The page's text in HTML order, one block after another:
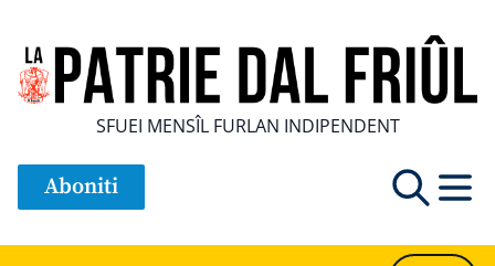
SFUEI MENSÎL FURLAN INDIPENDENT
Aboniti